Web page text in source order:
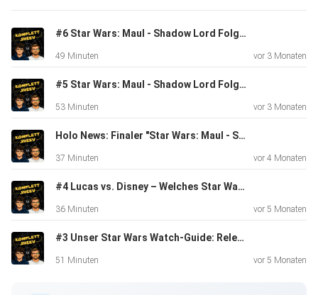
Kontakt: komplettsheev@gmail.com.
Inoffizieller Fan-Podcast.
#6 Star Wars: Maul - Shadow Lord Folge 3 & 4 Review: Lichtschwert-Action & Manipulation pur
49 Minuten vor 3 Monaten
#5 Star Wars: Maul - Shadow Lord Folge 1 & 2 Review: Taktik statt blinde Rache
53 Minuten vor 3 Monaten
Holo News: Finaler "Star Wars: Maul - Shadow Lord"-Trailer im Check
37 Minuten vor 4 Monaten
#4 Lucas vs. Disney – Welches Star Wars wäre besser?
36 Minuten vor 5 Monaten
#3 Unser Star Wars Watch-Guide: Release vs. Chronologie
51 Minuten vor 5 Monaten